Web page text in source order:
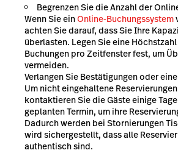
Begrenzen Sie die Anzahl der
Wenn Sie einOnline-Buchungssystem
achten Sie darauf, dass Sie Ihre
überlasten. Legen Sie eine
Buchungen pro Zeitfenster fest, um
vermeiden.
Verlangen Sie Bestätigungen oder
Um nicht eingehaltene
kontaktieren Sie die Gäste einige
geplanten Termin, um ihre
Dadurch werden bei Stornierungen
wird sichergestellt, dass alle
authentisch sind.